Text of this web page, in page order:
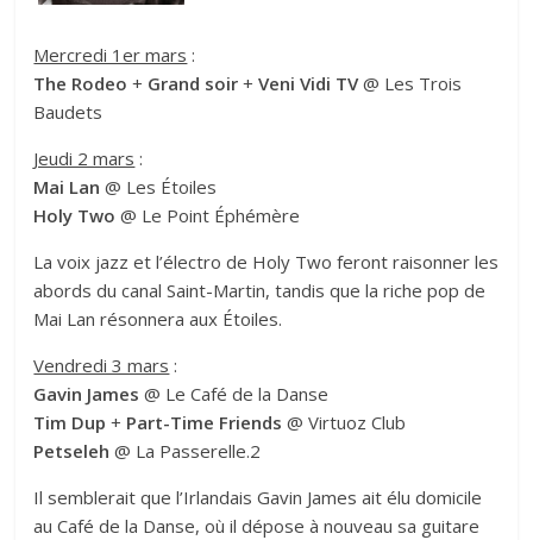
Mercredi 1er mars :
The Rodeo + Grand soir +Veni Vidi TV@ Les Trois
Baudets
Jeudi 2 mars :
Mai Lan @ Les Étoiles
Holy Two @ Le Point Éphémère
La voix jazz et l’électro de Holy Two feront raisonner les
abords du canal Saint-Martin, tandis que la riche pop de
Mai Lan résonnera aux Étoiles.
Vendredi 3 mars :
Gavin James @ Le Café de la Danse
Tim Dup + Part-Time Friends @ Virtuoz Club
Petseleh @ La Passerelle.2
Il semblerait que l’Irlandais Gavin James ait élu domicile
au Café de la Danse, où il dépose à nouveau sa guitare